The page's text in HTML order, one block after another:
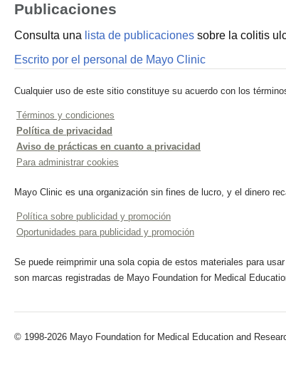
Publicaciones
Consulta una lista de publicaciones sobre la colitis
Escrito por el personal de Mayo Clinic
Cualquier uso de este sitio constituye su acuerdo con los
Términos y condiciones
Política de privacidad
Aviso de prácticas en cuanto a privacidad
Para administrar cookies
Mayo Clinic es una organización sin fines de lucro, y el dinero
Política sobre publicidad y promoción
Oportunidades para publicidad y promoción
Se puede reimprimir una sola copia de estos materiales para
son marcas registradas de Mayo Foundation for Medical
© 1998-2026 Mayo Foundation for Medical Education and